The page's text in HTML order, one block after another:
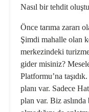
Nasıl bir tehdit
Önce tarıma zararı
Şimdi mahalle olan
merkezindeki
gider misiniz?
Platformu’na
planı var. Sadece
plan var. Biz aslında